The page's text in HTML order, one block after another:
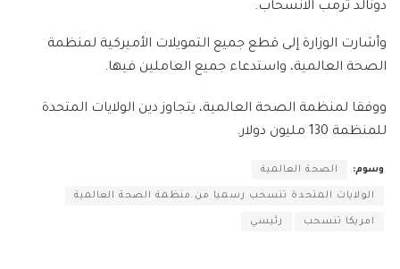
دونالد ترمب الانسحاب.
وأشارت الوزارة إلى قطع جميع التمويلات الأميركية لمنظمة
الصحة العالمية، واستدعاء جميع العاملين فيها.
ووفقا لمنظمة الصحة العالمية، يتجاوز دين الولايات المتحدة
للمنظمة 130 مليون دولار.
وسوم: الصحة العالمية
الولايات المتحدة تنسحب رسميا من منظمة الصحة العالمية
امريكا تنسحب رئيسي